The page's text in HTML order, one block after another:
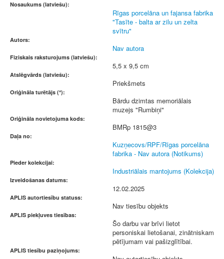
Nosaukums (latviešu):
Rīgas porcelāna un fajansa fabrika
"Tasīte - balta ar zilu un zelta
svītru"
Autors:
Nav autora
Fiziskais raksturojums (latviešu):
5,5 x 9,5 cm
Atslēgvārds (latviešu):
Priekšmets
Oriģināla turētājs (*):
Bārdu dzimtas memoriālais
muzejs "Rumbiņi"
Oriģināla novietojuma kods:
BMRp 1815@3
Daļa no:
Kuzņecovs/RPF/Rīgas porcelāna
fabrika - Nav autora (Notikums)
Pieder kolekcijai:
Industriālais mantojums (Kolekcija)
Izveidošanas datums:
12.02.2025
APLIS autortiesību statuss:
Nav tiesību objekts
APLIS piekļuves tiesības:
Šo darbu var brīvi lietot
personiskai lietošanai, zinātniskam
pētījumam vai pašizglītībai.
APLIS tiesību paziņojums: